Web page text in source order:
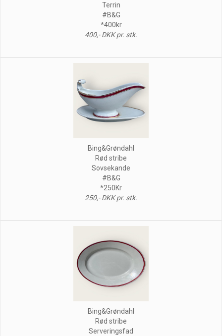
Terrin
#B&G
*400kr
400,- DKK pr. stk.
Bing&Grøndahl
Rød stribe
Sovsekande
#B&G
*250Kr
250,- DKK pr. stk.
Bing&Grøndahl
Rød stribe
Serveringsfad